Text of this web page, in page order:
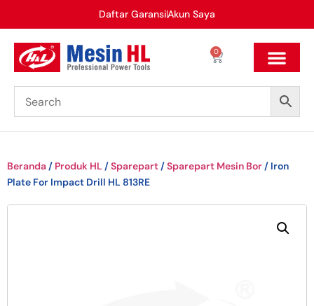
Daftar GaransiAkun Saya
0
Beranda / Produk HL /Sparepart /Sparepart Mesin Bor / Iron
Plate For Impact Drill HL 813RE